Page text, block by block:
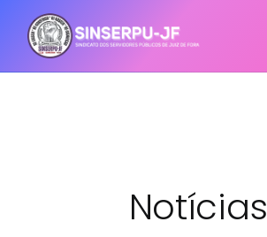
Notícias